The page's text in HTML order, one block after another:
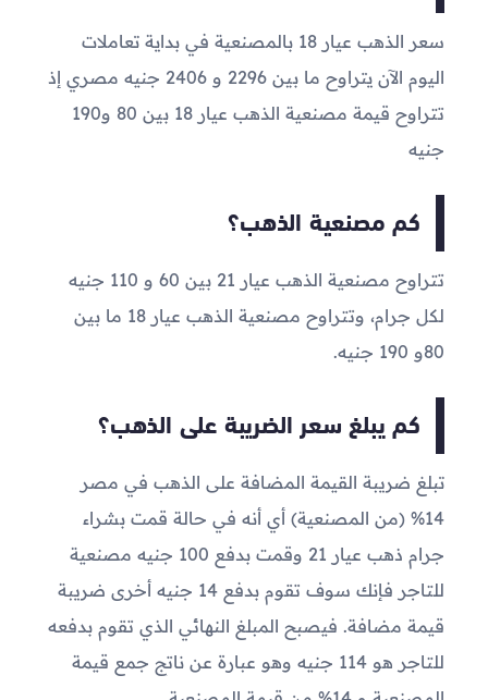
سعر الذهب عيار 18 بالمصنعية في بداية تعاملات
اليوم الآن يتراوح ما بين 2296 و 2406 جنيه مصري إذ
تتراوح قيمة مصنعية الذهب عيار 18 بين 80 و190
جنيه
كم مصنعية الذهب؟
تتراوح مصنعية الذهب عيار 21 بين 60 و 110 جنيه
لكل جرام، وتتراوح مصنعية الذهب عيار 18 ما بين
80و 190 جنيه.
كم يبلغ سعر الضريبة على الذهب؟
تبلغ ضريبة القيمة المضافة على الذهب في مصر
14% (من المصنعية) أي أنه في حالة قمت بشراء
جرام ذهب عيار 21 وقمت بدفع 100 جنيه مصنعية
للتاجر فإنك سوف تقوم بدفع 14 جنيه أخرى ضريبة
قيمة مضافة. فيصبح المبلغ النهائي الذي تقوم بدفعه
للتاجر هو 114 جنيه وهو عبارة عن ناتج جمع قيمة